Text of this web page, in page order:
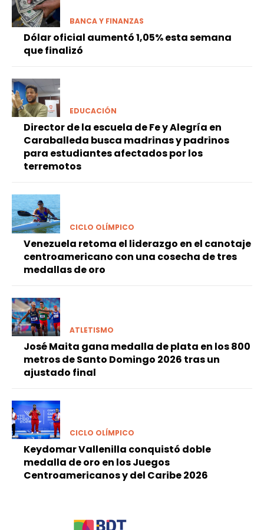
BANCA Y FINANZAS
Dólar oficial aumentó 1,05% esta semana
que finalizó
EDUCACIÓN
Director de la escuela de Fe y Alegría en
Caraballeda busca madrinas y padrinos
para estudiantes afectados por los
terremotos
CICLO OLÍMPICO
Venezuela retoma el liderazgo en el canotaje
centroamericano con una cosecha de tres
medallas de oro
ATLETISMO
José Maita gana medalla de plata en los 800
metros de Santo Domingo 2026 tras un
ajustado final
CICLO OLÍMPICO
Keydomar Vallenilla conquistó doble
medalla de oro en los Juegos
Centroamericanos y del Caribe 2026